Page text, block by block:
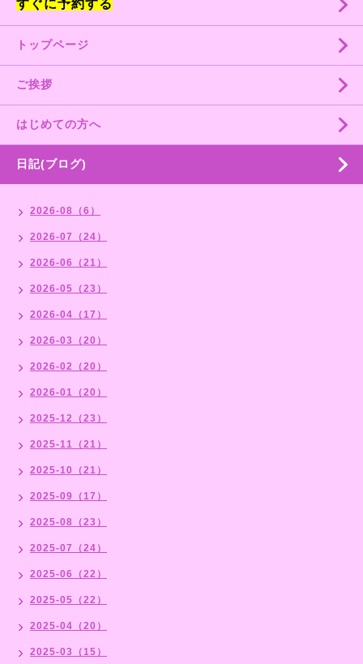
すぐに予約する
トップページ
ご挨拶
はじめての方へ
日記(ブログ)
2026-08（6）
2026-07（24）
2026-06（21）
2026-05（23）
2026-04（17）
2026-03（20）
2026-02（20）
2026-01（20）
2025-12（23）
2025-11（21）
2025-10（21）
2025-09（17）
2025-08（23）
2025-07（24）
2025-06（22）
2025-05（22）
2025-04（20）
2025-03（15）